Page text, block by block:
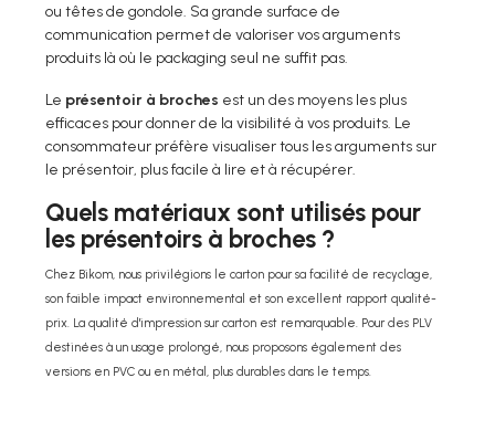
ou têtes de gondole. Sa grande surface de
communication permet de valoriser vos arguments
produits là où le packaging seul ne suffit pas.
Le présentoir à broches est un des moyens les plus
efficaces pour donner de la visibilité à vos produits. Le
consommateur préfère visualiser tous les arguments sur
le présentoir, plus facile à lire et à récupérer.
Quels matériaux sont utilisés pour
les présentoirs à broches ?
Chez Bikom, nous privilégions le carton pour sa facilité de recyclage,
son faible impact environnemental et son excellent rapport qualité-
prix. La qualité d'impression sur carton est remarquable. Pour des PLV
destinées à un usage prolongé, nous proposons également des
versions en PVC ou en métal, plus durables dans le temps.